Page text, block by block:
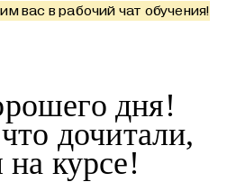
вас в рабочий чат обучения!
дня!
дочитали,
курсе!